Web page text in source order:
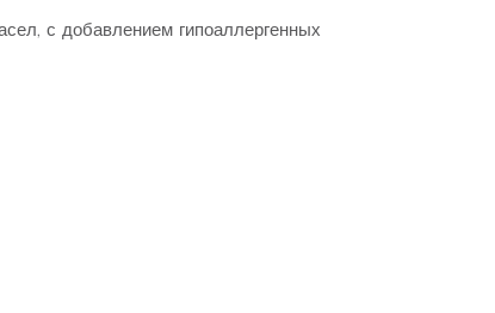
с добавлением гипоаллергенных